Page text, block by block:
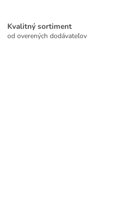
Kvalitný sortiment
od overených dodávateľov